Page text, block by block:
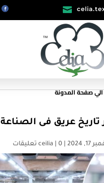

صفحة المدونة
عريق فى الصناعة
17, 2024
|
ceilia 0 تعليقات